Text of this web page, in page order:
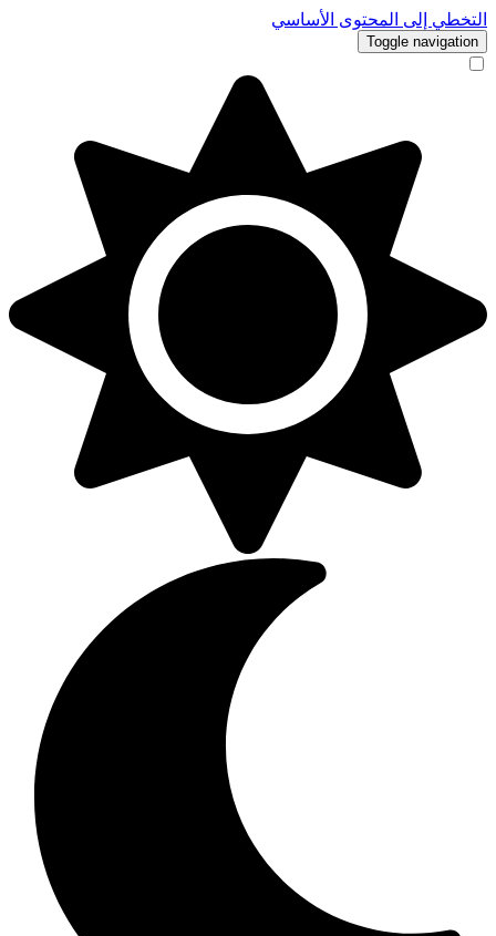
التخطي إلى المحتوى الأساسي
Toggle navigation